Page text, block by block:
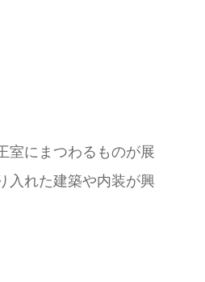
室にまつわるものが展
入れた建築や内装が興